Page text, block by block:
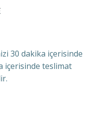
30 dakika içerisinde
içerisinde teslimat